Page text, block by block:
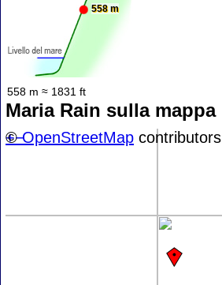
558 m
558 m ≈ 1831 ft
Maria Rain sulla mappa
+−
©OpenStreetMap contributors